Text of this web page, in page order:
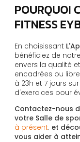
POURQUOI
FITNESS
En choisissant
bénéficiez de
envers la qualité
encadrées ou
à 23h et 7 jours
d'exercices pour
Contactez-nous
votre Salle de
à présent. et
vous aider à